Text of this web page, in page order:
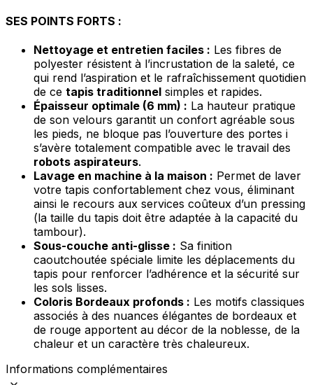
SES POINTS FORTS :
Nettoyage et entretien faciles : Les fibres de
polyester résistent à l’incrustation de la saleté, ce
qui rend l’aspiration et le rafraîchissement quotidien
de ce tapis traditionnel simples et rapides.
Épaisseur optimale (6 mm) : La hauteur pratique
de son velours garantit un confort agréable sous
les pieds, ne bloque pas l’ouverture des portes i
s’avère totalement compatible avec le travail des
robots aspirateurs.
Lavage en machine à la maison : Permet de laver
votre tapis confortablement chez vous, éliminant
ainsi le recours aux services coûteux d’un pressing
(la taille du tapis doit être adaptée à la capacité du
tambour).
Sous-couche anti-glisse : Sa finition
caoutchoutée spéciale limite les déplacements du
tapis pour renforcer l’adhérence et la sécurité sur
les sols lisses.
Coloris Bordeaux profonds : Les motifs classiques
associés à des nuances élégantes de bordeaux et
de rouge apportent au décor de la noblesse, de la
chaleur et un caractère très chaleureux.
Informations complémentaires